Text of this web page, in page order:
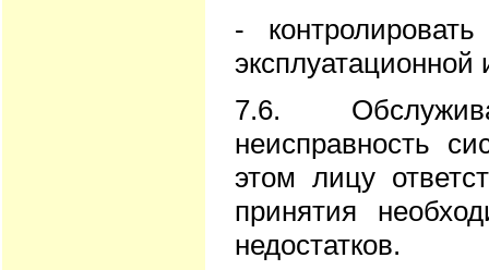
-
7.6.
неисправность
этом лицу
принятия
недостатков.